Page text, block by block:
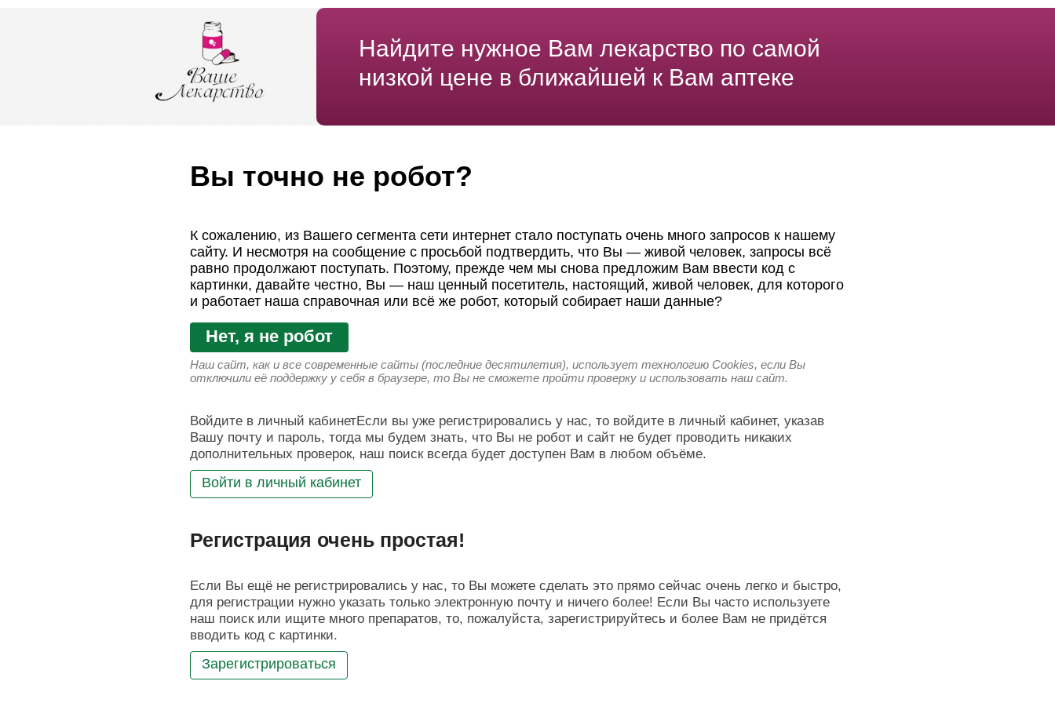
Найдите нужное Вам лекарство по самой
низкой цене в ближайшей к Вам аптеке
Вы точно не робот?
К сожалению, из Вашего сегмента сети интернет стало поступать очень много запросов к нашему
сайту. И несмотря на сообщение с просьбой подтвердить, что Вы — живой человек, запросы всё
равно продолжают поступать. Поэтому, прежде чем мы снова предложим Вам ввести код с
картинки, давайте честно, Вы — наш ценный посетитель, настоящий, живой человек, для которого
и работает наша справочная или всё же робот, который собирает наши данные?
Нет, я не робот
Наш сайт, как и все современные сайты (последние десятилетия), использует технологию Cookies, если Вы
отключили её поддержку у себя в браузере, то Вы не сможете пройти проверку и использовать наш сайт.
Войдите в личный кабинетЕсли вы уже регистрировались у нас, то войдите в личный кабинет, указав
Вашу почту и пароль, тогда мы будем знать, что Вы не робот и сайт не будет проводить никаких
дополнительных проверок, наш поиск всегда будет доступен Вам в любом объёме.
Войти в личный кабинет
Регистрация очень простая!
Если Вы ещё не регистрировались у нас, то Вы можете сделать это прямо сейчас очень легко и быстро,
для регистрации нужно указать только электронную почту и ничего более! Если Вы часто используете
наш поиск или ищите много препаратов, то, пожалуйста, зарегистрируйтесь и более Вам не придётся
вводить код с картинки.
Зарегистрироваться